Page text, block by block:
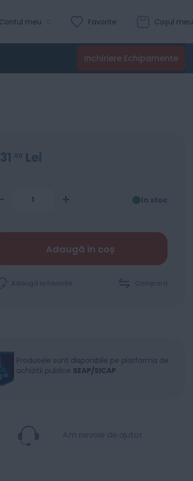
Coșul meu
Favorite
Contul meu
Inchiriere Echipamente
00 Lei
+ în stoc
Adaugă în coș
Adaugă la favorite Compară
Produsele sunt disponibile pe platforma de
achizitii publice SEAP/SICAP
Am nevoie de ajutor
Evaluare:
0
% of 100
Recenzii
Adaugă în coș